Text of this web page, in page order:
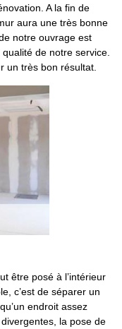
A la fin de
aura une très bonne
notre ouvrage est
de notre service.
un très bon résultat.
être posé à l’intérieur
c’est de séparer un
endroit assez
la pose de